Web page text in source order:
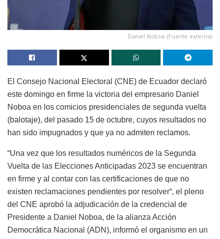
Daniel Noboa (Fuente externa)
El Consejo Nacional Electoral (CNE) de Ecuador declaró
este domingo en firme la victoria del empresario Daniel
Noboa en los comicios presidenciales de segunda vuelta
(balotaje), del pasado 15 de octubre, cuyos resultados no
han sido impugnados y que ya no admiten reclamos.
“Una vez que los resultados numéricos de la Segunda
Vuelta de las Elecciones Anticipadas 2023 se encuentran
en firme y al contar con las certificaciones de que no
existen reclamaciones pendientes por resolver“, el pleno
del CNE aprobó la adjudicación de la credencial de
Presidente a Daniel Noboa, de la alianza Acción
Democrática Nacional (ADN), informó el organismo en un